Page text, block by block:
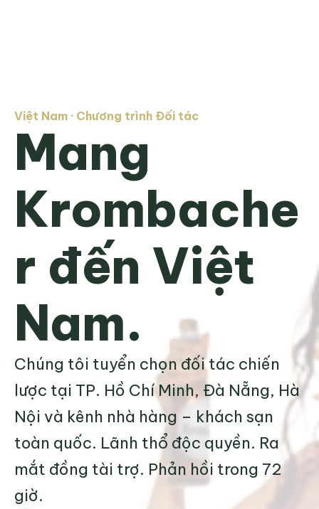
Việt Nam · Chương trình Đối tác
Mang
Krombache
r đến Việt
Nam.
Chúng tôi tuyển chọn đối tác chiến
lược tại TP. Hồ Chí Minh, Đà Nẵng, Hà
Nội và kênh nhà hàng – khách sạn
toàn quốc. Lãnh thổ độc quyền. Ra
mắt đồng tài trợ. Phản hồi trong 72
giờ.